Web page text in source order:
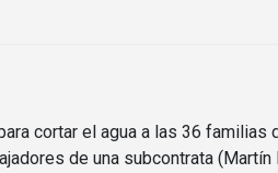
cortar el agua a las 36
de una subcontrata